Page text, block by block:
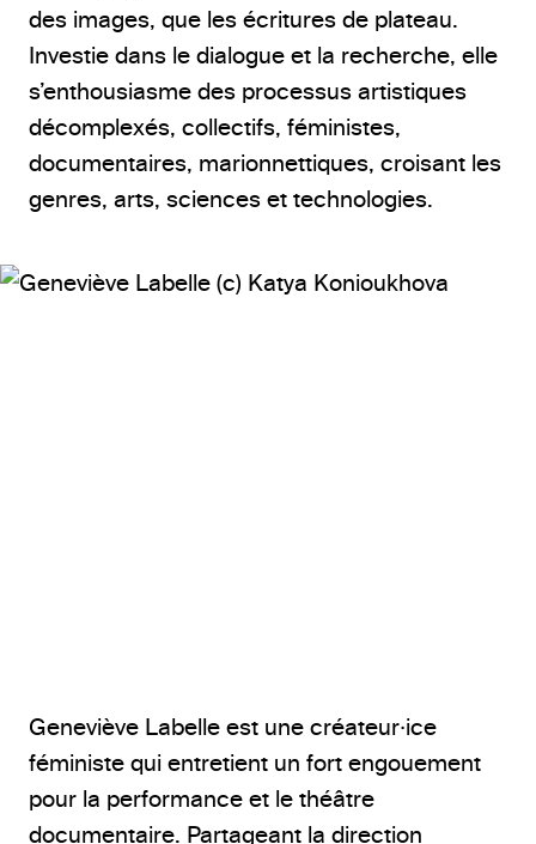
des images, que les écritures de plateau.
Investie dans le dialogue et la recherche, elle
s’enthousiasme des processus artistiques
décomplexés, collectifs, féministes,
documentaires, marionnettiques, croisant les
genres, arts, sciences et technologies.
Geneviève Labelle est une créateur·ice
féministe qui entretient un fort engouement
pour la performance et le théâtre
documentaire. Partageant la direction